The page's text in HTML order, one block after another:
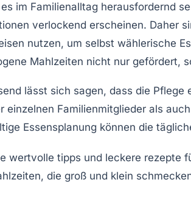
im Familienalltag herausfordernd
verlockend erscheinen. Daher
nutzen, um selbst wählerische
Mahlzeiten nicht nur gefördert,
lässt sich sagen, dass die Pflege
einzelnen Familienmitglieder als
Essensplanung können die